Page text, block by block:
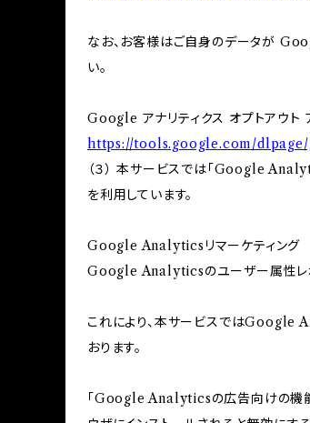
なお、お客様はご自身のデータが
い。
Google アナリティクス オプトアウト
https://tools.google.com/
（３） 本サービスでは「Google
を利用しています。
Google Analyticsリマーケティング
Google Analyticsのユーザー属性レポ
これにより、本サービスではGoogle
おります。
「Google Analyticsの広告向けの機能